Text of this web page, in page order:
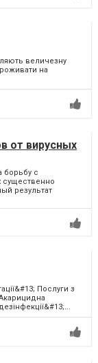
величезну
на
от вирусных
борьбу с
существенно
результат
Послуги з